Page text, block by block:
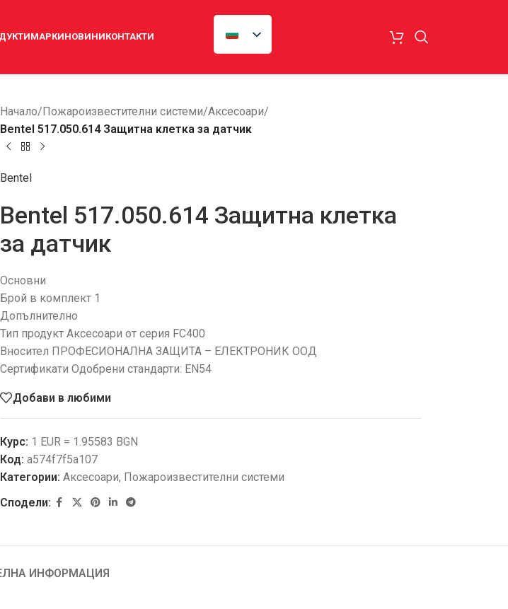
МАРКИНОВИНИКОНТАКТИ
Начало/Пожароизвестителни системи/Аксесоари/
Bentel 517.050.614 Защитна клетка за датчик
Bentel
Bentel 517.050.614 Защитна клетка
за датчик
Основни
Брой в комплект 1
Допълнително
Тип продукт Аксесоари от серия FC400
Вносител ПРОФЕСИОНАЛНА ЗАЩИТА – ЕЛЕКТРОНИК ООД
Сертификати Одобрени стандарти: EN54
Добави в любими
Курс: 1 EUR = 1.95583 BGN
Код: a574f7f5a107
Категории: Аксесоари, Пожароизвестителни системи
Сподели:
ИНФОРМАЦИЯ